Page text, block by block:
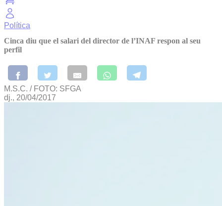
Política
Cinca diu que el salari del director de l’INAF respon al seu
perfil
M.S.C. / FOTO: SFGA
dj., 20/04/2017